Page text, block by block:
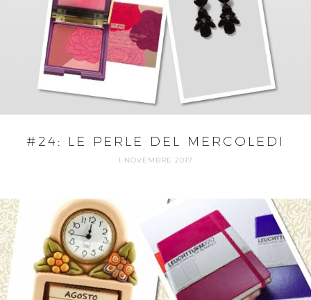
#24: LE PERLE DEL MERCOLEDI
1 NOVEMBRE 2017